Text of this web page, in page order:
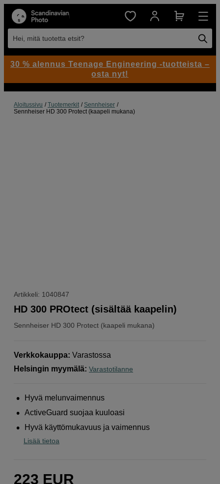
Hei, mitä tuotetta etsit?
Aloitussivu Tuotemerkit
Sennheiser
Sennheiser HD 300 Protect (kaapeli mukana)
Artikkeli: 1040847
Sennheiser HD 300 Protect (kaapeli mukana)
HD 300 PROtect (sisältää kaapelin)
Verkkokauppa: Varastossa
Helsingin myymälä: Varastotilanne
Hyvä melunvaimennus
ActiveGuard suojaa kuuloasi
Hyvä käyttömukavuus ja vaimennus
Lisää tietoa
223 EUR
30 % alennus Teenage Engineering -tuotteista –
osta nyt!